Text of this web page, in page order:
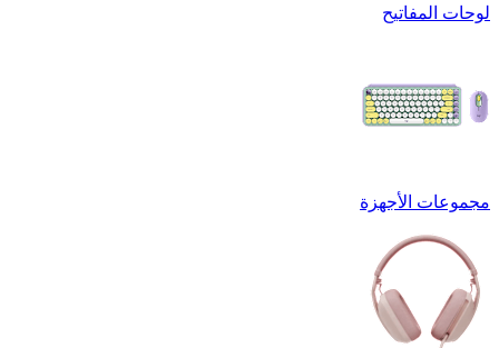
لوحات المفاتيح
مجموعات الأجهزة